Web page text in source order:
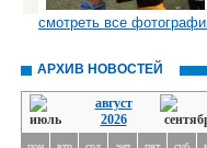
смотреть все
АРХИВ НОВОСТЕЙ
август
2026